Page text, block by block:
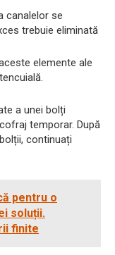
canalelor se
trebuie eliminată
elemente ale
a unei bolți
temporar. După
continuați
pentru o
soluții.
finite